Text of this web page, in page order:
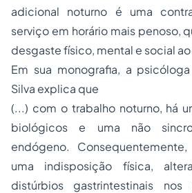
adicional noturno é uma
serviço em horário mais penoso,
desgaste físico, mental e social
Em sua monografia, a
Silva explica que
(...) com o trabalho noturno, há
biológicos e uma não
endógeno.
uma indisposição física,
distúrbios gastrintestinais